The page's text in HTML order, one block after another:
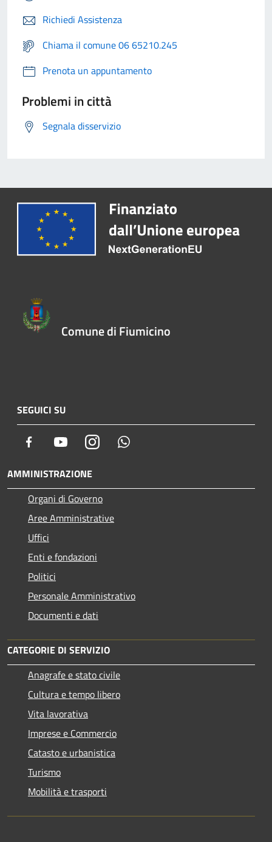
Richiedi Assistenza
Chiama il comune 06 65210.245
Prenota un appuntamento
Problemi in città
Segnala disservizio
Comune di Fiumicino
SEGUICI SU
Facebook YoutubeInstagram
AMMINISTRAZIONE
Organi di Governo
Aree Amministrative
Uffici
Enti e fondazioni
Politici
Personale Amministrativo
Documenti e dati
CATEGORIE DI SERVIZIO
Anagrafe e stato civile
Cultura e tempo libero
Vita lavorativa
Imprese e Commercio
Catasto e urbanistica
Turismo
Mobilità e trasporti